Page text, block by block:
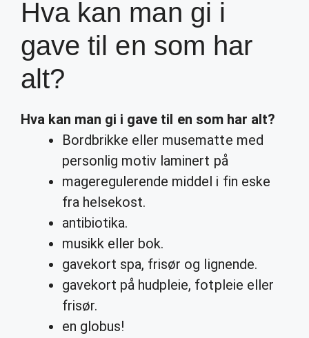
Hva kan man gi i
gave til en som har
alt?
Hva kan man gi i gave til en som har alt?
Bordbrikke eller musematte med
personlig motiv laminert på
mageregulerende middel i fin eske
fra helsekost.
antibiotika.
musikk eller bok.
gavekort spa, frisør og lignende.
gavekort på hudpleie, fotpleie eller
frisør.
en globus!